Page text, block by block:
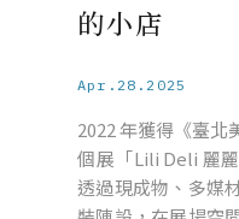
的小店
Apr.28.2025
2022 年獲得《臺北
個展「Lili Deli 麗
透過現成物、多媒